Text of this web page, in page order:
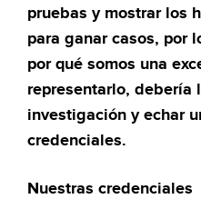
pruebas y mostrar los
para ganar casos, por
por qué somos una
representarlo, debería
investigación y echar
credenciales.
Nuestras credenciales